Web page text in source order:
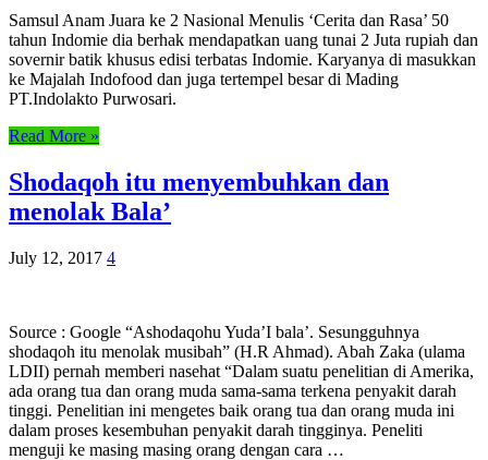
Samsul Anam Juara ke 2 Nasional Menulis ‘Cerita dan Rasa’ 50
tahun Indomie dia berhak mendapatkan uang tunai 2 Juta rupiah dan
sovernir batik khusus edisi terbatas Indomie. Karyanya di masukkan
ke Majalah Indofood dan juga tertempel besar di Mading
PT.Indolakto Purwosari.
Read More »
Shodaqoh itu menyembuhkan dan
menolak Bala’
July 12, 2017 4
Source : Google “Ashodaqohu Yuda’I bala’. Sesungguhnya
shodaqoh itu menolak musibah” (H.R Ahmad). Abah Zaka (ulama
LDII) pernah memberi nasehat “Dalam suatu penelitian di Amerika,
ada orang tua dan orang muda sama-sama terkena penyakit darah
tinggi. Penelitian ini mengetes baik orang tua dan orang muda ini
dalam proses kesembuhan penyakit darah tingginya. Peneliti
menguji ke masing masing orang dengan cara …